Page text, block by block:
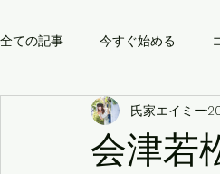
全ての記事 今すぐ始める
会津若
氏家エイミー